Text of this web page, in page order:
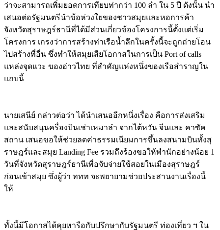
ว่าจะสามารถเพิ่มยอดการเทียบท่ากว่า 100 ลำ ใน 5 ปี ดังนั้น นำ
เสนอต่อรัฐมนตรีนำข้อห่วงใยของชาวสมุยและหอการค้า
จังหวัดสุราษฎร์ธานีที่ได้มีส่วนเกี่ยวข้องโครงการนี้ตั้งแต่เริ่ม
โครงการ เกรงว่าการสร้างท่าเรือน้ำลึกในครั้งนี้จะถูกถ่ายโอน
ไปสร้างที่อื่น ซึ่งทำให้สมุยเสียโอกาสในการเป็น Port of calls
แหล่งจุดแวะ ของอ่าวไทย ที่สำคัญแห่งหนึ่งของเรือสำราญใน
แถบนี้
นายเสนีย์ กล่าวต่อว่า ได้นำเสนออีกหนึ่งเรื่อง คือการส่งเสริม
และสนับสนุนครื่องบินเช่าเหมาลำ จากไต้หวัน จีนและ คาซัค
สถาน เสนอขอให้ช่วยลดค่าธรรมเนียมการขึ้นลงสนามบินทั้งสุ
ราษฎร์และสมุย Landing Fee รวมถึงร้องขอให้พำนักอย่างน้อย 1
วันที่จังหวัดสุราษฎร์ธานีเพื่อจับจ่ายใช้สอยในเมืองสุราษฎร์
ก่อนเข้าสมุย ซึ่งผู้ว่า ททท จะพยายามช่วยประสานงานเรื่องนี้
ให้
ทั้งนี้มีโอกาสได้คุยหารือกับปรึกษากับรัฐมนตรี ท่องเที่ยว ฯ ใน